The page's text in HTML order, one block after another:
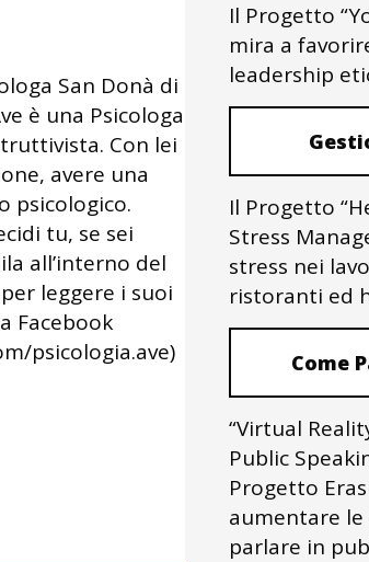
San Donà di
è una Psicologa
Con lei
avere una
psicologico.
tu, se sei
all’interno del
leggere i suoi
Facebook
psicologia.ave)
Il Progetto
mira a
leadership
Il Progetto
Stress
stress nei
ristoranti ed
Come
“Virtual
Public
Progetto
aumentare
parlare in